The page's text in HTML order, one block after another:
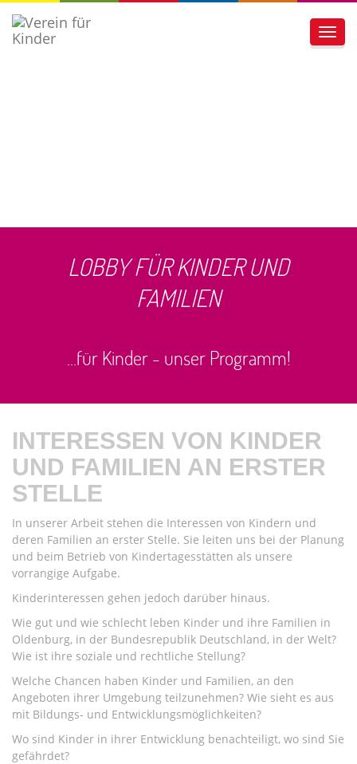
LOBBY FÜR KINDER UND
FAMILIEN
...für Kinder - unser Programm!
INTERESSEN VON KINDER
UND FAMILIEN AN ERSTER
STELLE
In unserer Arbeit stehen die Interessen von Kindern und
deren Familien an erster Stelle. Sie leiten uns bei der Planung
und beim Betrieb von Kindertagesstätten als unsere
vorrangige Aufgabe.
Kinderinteressen gehen jedoch darüber hinaus.
Wie gut und wie schlecht leben Kinder und ihre Familien in
Oldenburg, in der Bundesrepublik Deutschland, in der Welt?
Wie ist ihre soziale und rechtliche Stellung?
Welche Chancen haben Kinder und Familien, an den
Angeboten ihrer Umgebung teilzunehmen? Wie sieht es aus
mit Bildungs- und Entwicklungsmöglichkeiten?
Wo sind Kinder in ihrer Entwicklung benachteiligt, wo sind Sie
gefährdet?